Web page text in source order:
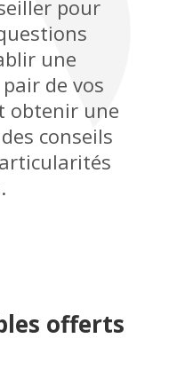
pour
une
de vos
obtenir une
conseils
offerts